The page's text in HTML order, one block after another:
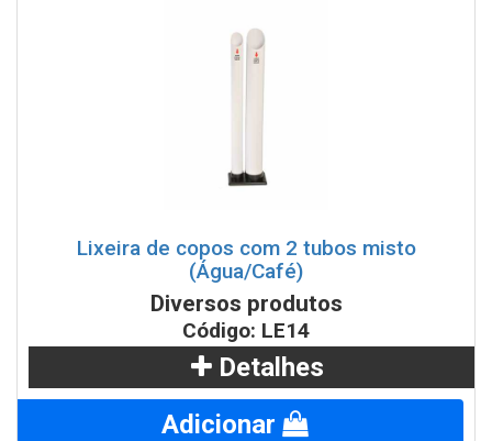
Lixeira de copos com 2 tubos misto
(Água/Café)
Diversos produtos
Código: LE14
Detalhes
Adicionar